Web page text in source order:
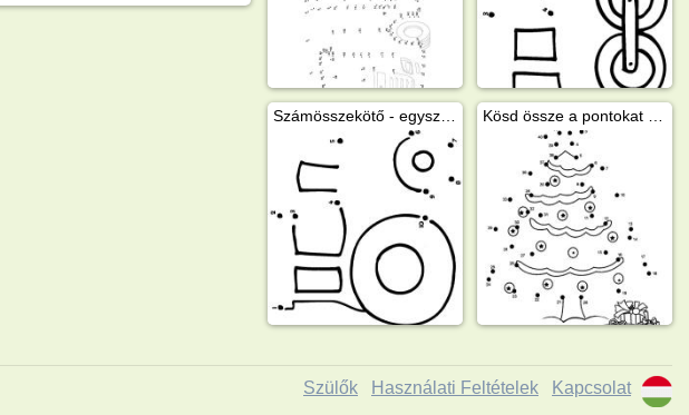
Számösszekötő - egyszerű traktor
Szülők Használati Feltételek Kapcsolat